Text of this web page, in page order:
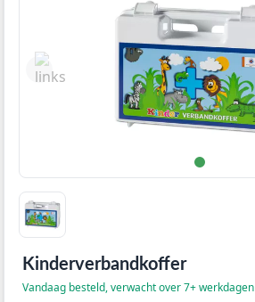
Kinderverbandkoffer
Vandaag besteld, verwacht over 7+ werkdagen